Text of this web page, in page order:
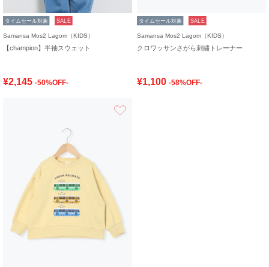
タイムセール対象 SALE
Samansa Mos2 Lagom（KIDS）
【champion】半袖スウェット
¥2,145 -50%OFF-
タイムセール対象 SALE
Samansa Mos2 Lagom（KIDS）
クロワッサンさがら刺繍トレーナー
¥1,100 -58%OFF-